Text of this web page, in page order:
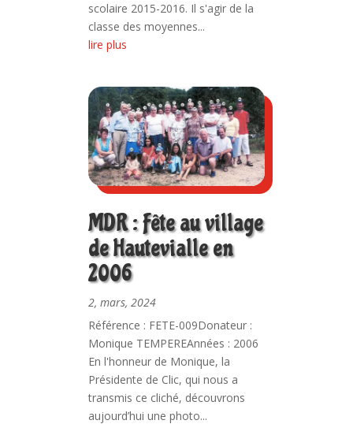
scolaire 2015-2016. Il s'agir de la
classe des moyennes...
lire plus
MDR : Fête au village
de Hautevialle en
2006
2, mars, 2024
Référence : FETE-009Donateur :
Monique TEMPEREAnnées : 2006
En l'honneur de Monique, la
Présidente de Clic, qui nous a
transmis ce cliché, découvrons
aujourd’hui une photo...